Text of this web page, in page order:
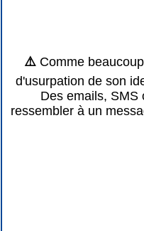
⚠️ Comme
d'usurpation de son
Des emails, SMS
ressembler à un